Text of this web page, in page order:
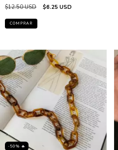
$12.50 USD $6.25 USD
-50% 🔥